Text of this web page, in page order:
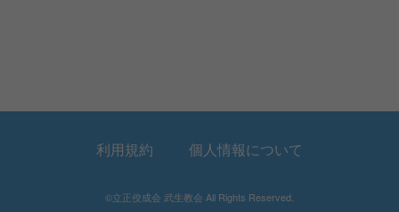
利用規約 個人情報について
©立正佼成会 武生教会 All Rights Reserved.